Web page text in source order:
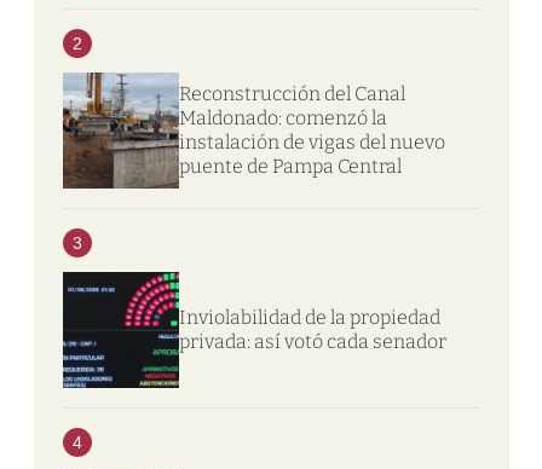
2
Reconstrucción del Canal
Maldonado: comenzó la
instalación de vigas del nuevo
puente de Pampa Central
3
Inviolabilidad de la propiedad
privada: así votó cada senador
4